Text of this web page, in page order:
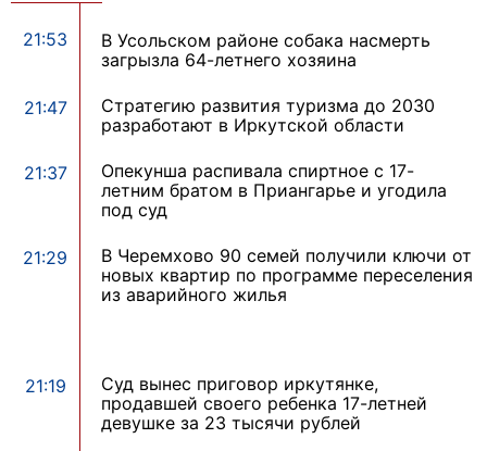
21:53
В Усольском районе собака насмерть
загрызла 64-летнего хозяина
21:47
Стратегию развития туризма до 2030
разработают в Иркутской области
21:37
Опекунша распивала спиртное с 17-
летним братом в Приангарье и угодила
под суд
21:29
В Черемхово 90 семей получили ключи от
новых квартир по программе переселения
из аварийного жилья
21:19
Суд вынес приговор иркутянке,
продавшей своего ребенка 17-летней
девушке за 23 тысячи рублей